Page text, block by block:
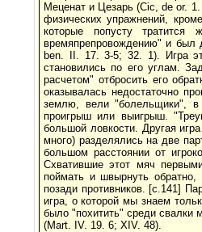
Меценат и Цезарь (Cic, de or.
физических упражнений,
которые попусту
времяпрепровождению" и был
ben. II. 17. 3-5; 32. 1). Игра
становились по его углам.
расчетом" отбросить его
оказывалась недостаточно
землю, вели "болельщики", в
проигрыш или выигрыш.
большой ловкости. Другая
много) разделялись на две
большом расстоянии от
Схватившие этот мяч
поймать и швырнуть обратно,
позади противников. [с.141]
игра, о которой мы знаем
было "похитить" среди свалки
(Mart. IV. 19. 6; XIV. 48).